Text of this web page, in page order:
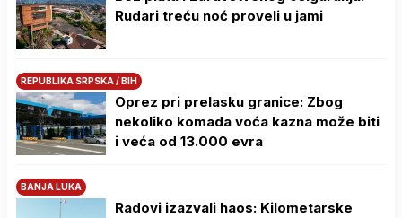
Rudari treću noć proveli u jami
REPUBLIKA SRPSKA / BIH
Oprez pri prelasku granice: Zbog
nekoliko komada voća kazna može biti
i veća od 13.000 evra
BANJA LUKA
Radovi izazvali haos: Kilometarske